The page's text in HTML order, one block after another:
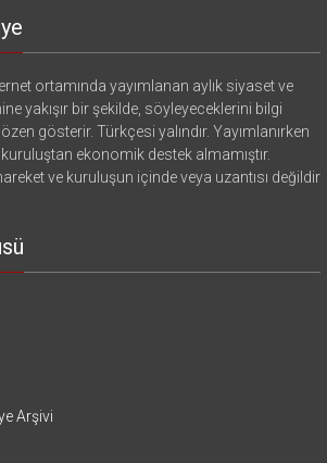
ortamında yayımlanan aylık siyaset ve
yakışır bir şekilde, söyleyeceklerini bilgi
gösterir. Türkçesi yalındır. Yayımlanırken
ekonomik destek almamıştır.
ve kuruluşun içinde veya uzantısı değildir
Arşivi